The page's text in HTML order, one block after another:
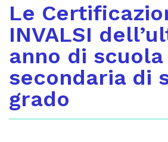
Le
INVALSI
anno di scuola
secondaria di
grado